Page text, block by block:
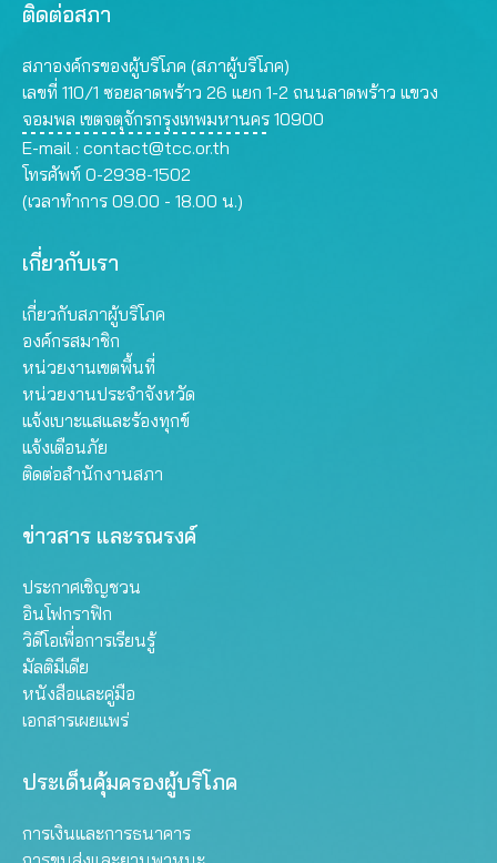
ติดต่อสภา
สภาองค์กรของผู้บริโภค (สภาผู้บริโภค)
เลขที่ 110/1 ซอยลาดพร้าว 26 แยก 1-2 ถนนลาดพร้าว แขวง
จอมพล เขตจตุจักรกรุงเทพมหานคร 10900
E-mail : contact@tcc.or.th
โทรศัพท์ 0-2938-1502
(เวลาทำการ 09.00 - 18.00 น.)
เกี่ยวกับเรา
เกี่ยวกับสภาผู้บริโภค
องค์กรสมาชิก
หน่วยงานเขตพื้นที่
หน่วยงานประจำจังหวัด
แจ้งเบาะแสและร้องทุกข์
แจ้งเตือนภัย
ติดต่อสำนักงานสภา
ข่าวสาร และรณรงค์
ประกาศเชิญชวน
อินโฟกราฟิก
วิดีโอเพื่อการเรียนรู้
มัลติมีเดีย
หนังสือและคู่มือ
เอกสารเผยแพร่
ประเด็นคุ้มครองผู้บริโภค
การเงินและการธนาคาร